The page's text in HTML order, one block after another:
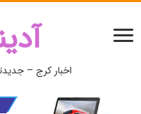
اخبار کرج –